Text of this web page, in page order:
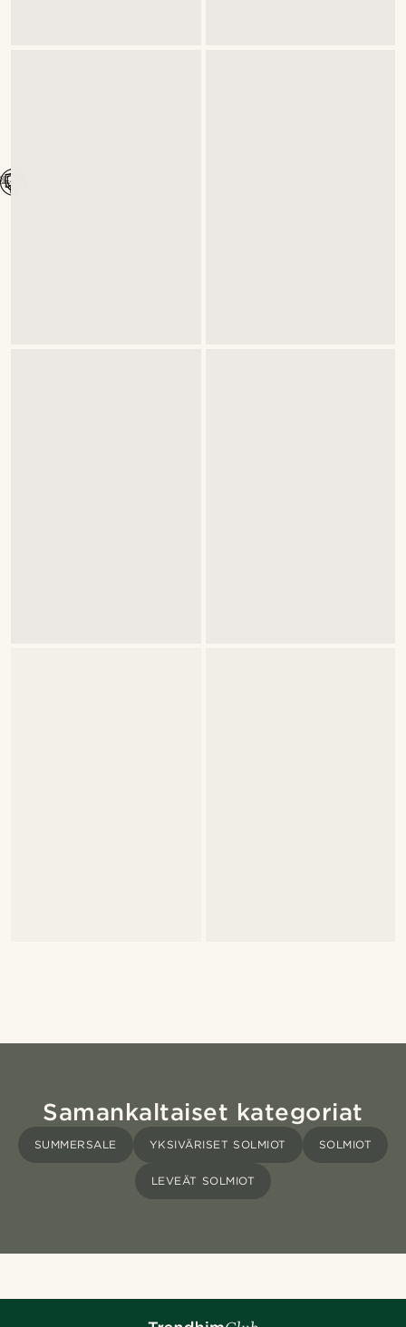
Samankaltaiset kategoriat
SUMMERSALE YKSIVÄRISET SOLMIOT SOLMIOT
LEVEÄT SOLMIOT